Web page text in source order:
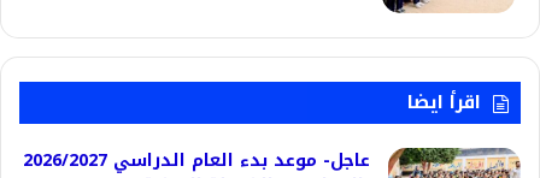
اقرأ ايضا
عاجل- موعد بدء العام الدراسي 2026/2027